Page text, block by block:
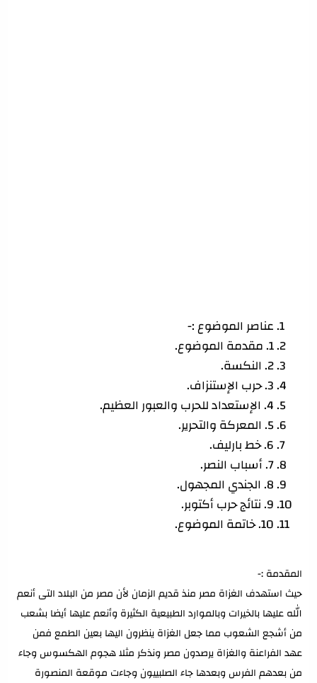
عناصر الموضوع :-
1. مقدمة الموضوع.
2. النكسة.
3. حرب الإستنزاف.
4. الإستعداد للحرب والعبور العظيم.
5. المعركة والتحرير.
6. خط بارليف.
7. أسباب النصر.
8. الجندي المجهول.
9. نتائج حرب أكتوبر.
10. خاتمة الموضوع.
المقدمة :-
حيث استهدف الغزاة مصر منذ قديم الزمان لأن مصر من البلاد التى أنعم
الله عليها بالخيرات وبالموارد الطبيعية الكثيرة وأنعم عليها أيضا بشعب
من أشجع الشعوب مما جعل الغزاة ينظرون اليها بعين الطمع فمن
عهد الفراعنة والغزاة يرصدون مصر ونذكر مثلا هجوم الهكسوس وجاء
من بعدهم الفرس وبعدها جاء الصلبييون وجاءت موقعة المنصورة